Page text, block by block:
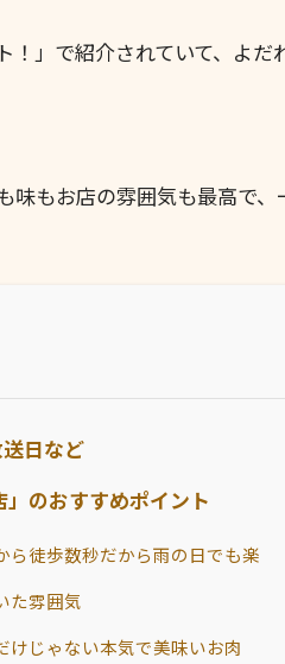
！」で紹介されていて、よ
味もお店の雰囲気も最高で
日など
」のおすすめポイント
ら徒歩数秒だから雨の日でも楽
た雰囲気
けじゃない本気で美味いお肉